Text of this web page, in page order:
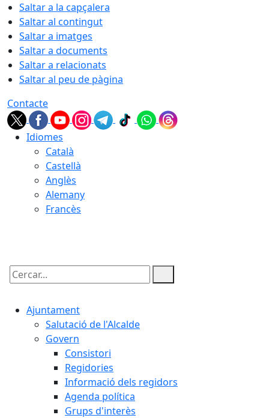
Saltar a la capçalera
Saltar al contingut
Saltar a imatges
Saltar a documents
Saltar a relacionats
Saltar al peu de pàgina
Contacte
Idiomes
Català
Castellà
Anglès
Alemany
Francès
Cercar:
Ajuntament
Salutació de l'Alcalde
Govern
Consistori
Regidories
Informació dels regidors
Agenda política
Grups d'interès